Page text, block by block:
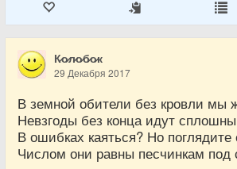
К̷о̷л̷о̷б̷о̷к
29 Декабря 2017
В земной обители без кровли мы
Невзгоды без конца идут
В ошибках каяться? Но
Числом они равны песчинкам под